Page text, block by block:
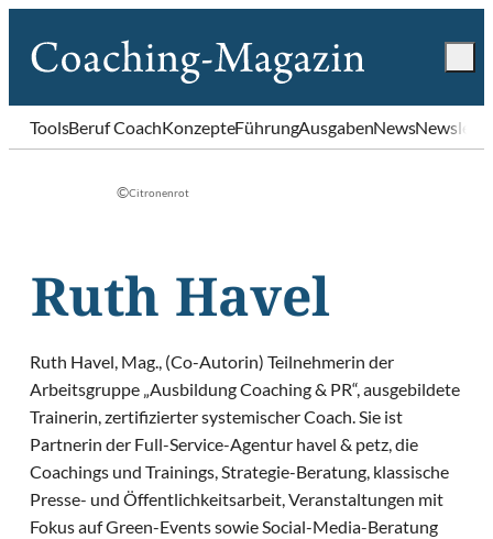
ToolsBeruf CoachKonzepteFührungAusgabenNews
©Citronenrot
Ruth Havel
Ruth Havel, Mag., (Co-Autorin) Teilnehmerin der
Arbeitsgruppe „Ausbildung Coaching & PR“, ausgebildete
Trainerin, zertifizierter systemischer Coach. Sie ist
Partnerin der Full-Service-Agentur havel & petz, die
Coachings und Trainings, Strategie-Beratung, klassische
Presse- und Öffentlichkeitsarbeit, Veranstaltungen mit
Fokus auf Green-Events sowie Social-Media-Beratung